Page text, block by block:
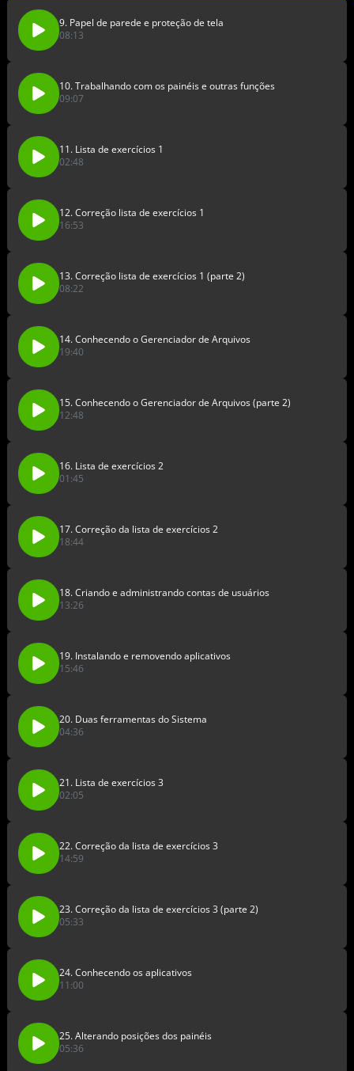
9. Papel de parede e proteção de tela
08:13
10. Trabalhando com os painéis e outras funções
09:07
11. Lista de exercícios 1
02:48
12. Correção lista de exercícios 1
16:53
13. Correção lista de exercícios 1 (parte 2)
08:22
14. Conhecendo o Gerenciador de Arquivos
19:40
15. Conhecendo o Gerenciador de Arquivos (parte 2)
12:48
16. Lista de exercícios 2
01:45
17. Correção da lista de exercícios 2
18:44
18. Criando e administrando contas de usuários
13:26
19. Instalando e removendo aplicativos
15:46
20. Duas ferramentas do Sistema
04:36
21. Lista de exercícios 3
02:05
22. Correção da lista de exercícios 3
14:59
23. Correção da lista de exercícios 3 (parte 2)
05:33
24. Conhecendo os aplicativos
11:00
25. Alterando posições dos painéis
05:36